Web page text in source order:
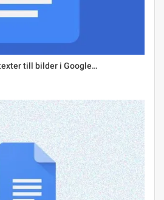
till bilder i Google…